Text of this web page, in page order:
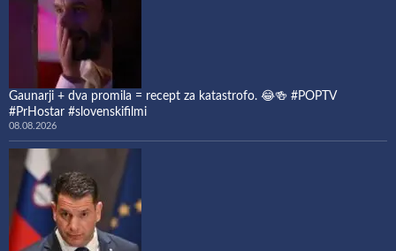
Gaunarji + dva promila = recept za katastrofo. 😂🍻 #POPTV
#PrHostar #slovenskifilmi
08.08.2026